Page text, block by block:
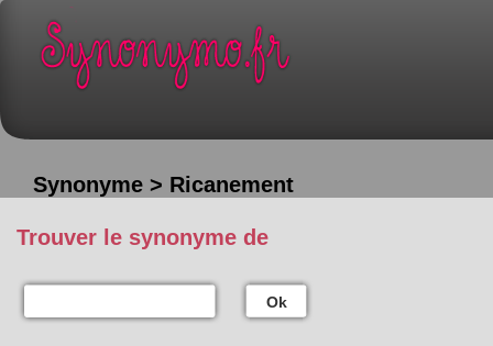
Synonyme > Ricanement
Trouver le synonyme de
Ok